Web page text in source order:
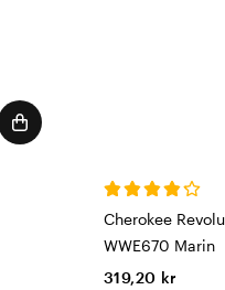
Cherokee
WWE670 Marin
319,20 kr